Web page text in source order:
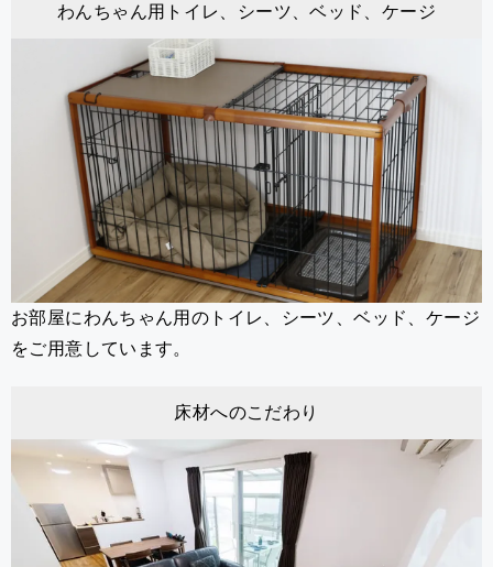
わんちゃん用トイレ、シーツ、ベッド、ケージ
お部屋にわんちゃん用のトイレ、シーツ、ベッド、ケージ
をご用意しています。
床材へのこだわり